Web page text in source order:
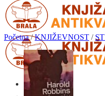
Početna / KNJIŽEVNOST /